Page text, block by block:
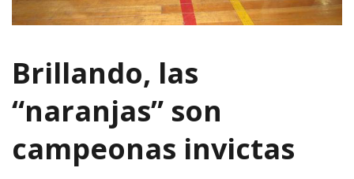
Brillando, las
“naranjas” son
campeonas invictas